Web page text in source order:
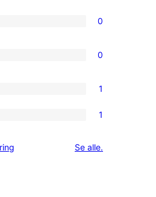
0
0
1
1
Se alleanmeldelser
.